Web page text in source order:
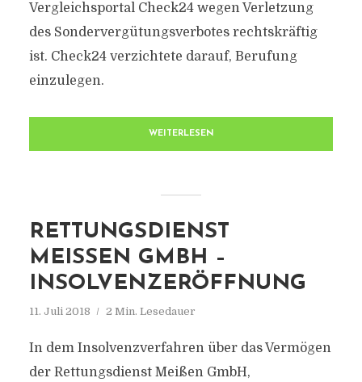
Vergleichsportal Check24 wegen Verletzung
des Sondervergütungsverbotes rechtskräftig
ist. Check24 verzichtete darauf, Berufung
einzulegen.
WEITERLESEN
RETTUNGSDIENST
MEISSEN GMBH – I
NSOLVENZERÖFFNUNG
11. Juli 2018 2 Min. Lesedauer
In dem Insolvenzverfahren über das Vermögen
der Rettungsdienst Meißen GmbH,